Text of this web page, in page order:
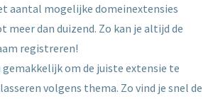
aantal mogelijke domeinextensies
dan duizend. Zo kan je altijd de
registreren!
om de juiste extensie te
volgens thema. Zo vind je snel de